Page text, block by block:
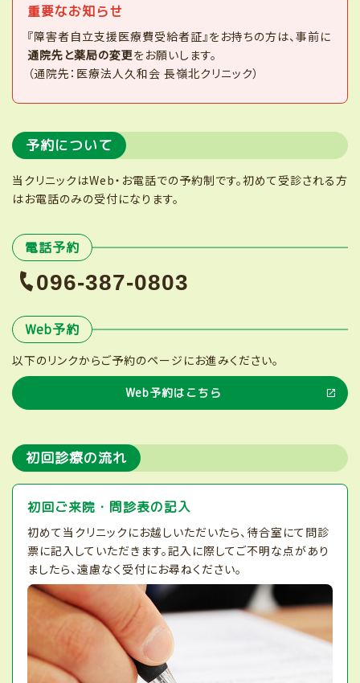
重要なお知らせ
『障害者自立支援医療費受給者証』をお持ちの方は、事前に
通院先と薬局の変更をお願いします。
（通院先：医療法人久和会 長嶺北クリニック）
予約について
当クリニックはWeb・お電話での予約制です。初めて受診される方
はお電話のみの受付になります。
電話予約
096-387-0803
Web予約
以下のリンクからご予約のページにお進みください。
Web予約はこちら
初回診療の流れ
初回ご来院・問診表の記入
初めて当クリニックにお越しいただいたら、待合室にて問診
票に記入していただきます。記入に際してご不明な点があり
ましたら、遠慮なく受付にお尋ねください。